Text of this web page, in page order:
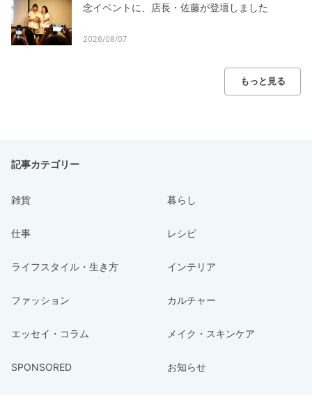
念イベントに、店長・佐藤が登壇しました
2026/08/07
もっと見る
記事カテゴリー
雑貨 暮らし
仕事 レシピ
ライフスタイル・生き方 インテリア
ファッション カルチャー
エッセイ・コラム メイク・スキンケア
SPONSORED お知らせ